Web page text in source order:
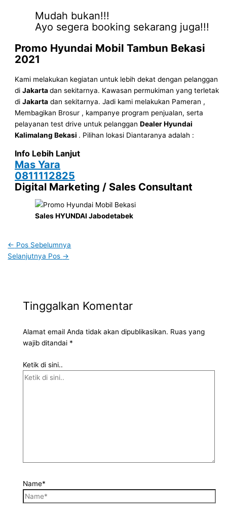
Mudah bukan!!!
Ayo segera booking sekarang juga!!!
Promo Hyundai Mobil Tambun Bekasi
2021
Kami melakukan kegiatan untuk lebih dekat dengan pelanggan
diJakartadan sekitarnya. Kawasan permukiman yang terletak
diJakarta dan sekitarnya. Jadi kami melakukan Pameran ,
Membagikan Brosur , kampanye program penjualan, serta
pelayanan test drive untuk pelangganDealer Hyundai
Kalimalang Bekasi . Pilihan lokasi Diantaranya adalah :
Info Lebih Lanjut
Mas Yara
0811112825
Digital Marketing / Sales Consultant
Sales HYUNDAI Jabodetabek
← Pos Sebelumnya
Selanjutnya Pos →
Tinggalkan Komentar
Alamat email Anda tidak akan dipublikasikan. Ruas yang
wajib ditandai *
Ketik di sini..
Name*